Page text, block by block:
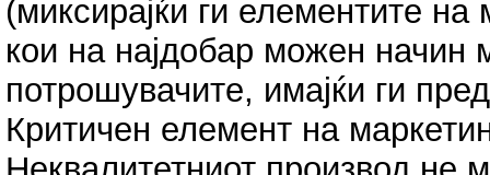
(миксирајќи ги елементите
кои на најдобар можен начин
потрошувачите, имајќи ги
Критичен елемент на